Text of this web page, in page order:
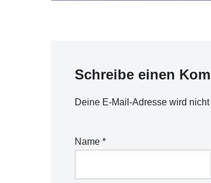
Schreibe einen
Deine E-Mail-Adresse wird
Name *